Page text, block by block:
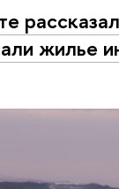
жилье